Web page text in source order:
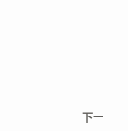
下一